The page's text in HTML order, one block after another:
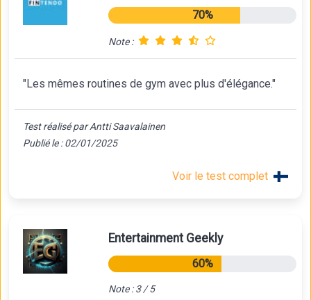
70%
Note :
"Les mêmes routines de gym avec plus d'élégance."
Test réalisé par Antti Saavalainen
Publié le : 02/01/2025
Voir le test complet
Entertainment Geekly
60%
Note : 3 / 5